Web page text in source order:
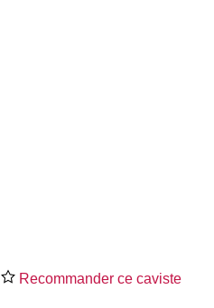
Recommander ce caviste